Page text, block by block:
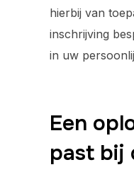
hierbij van
inschrijving
in uw
Een
past bij